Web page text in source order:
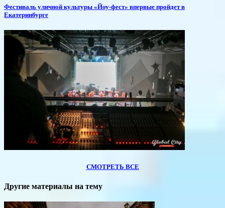
​Фестиваль уличной культуры «Йоу-фест» впервые пройдет в
Екатеринбурге
СМОТРЕТЬ ВСЕ
Другие материалы на тему